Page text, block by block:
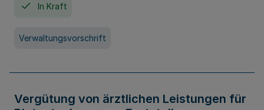
In Kraft
Verwaltungsvorschrift
Vergütung von ärztlichen Leistungen für